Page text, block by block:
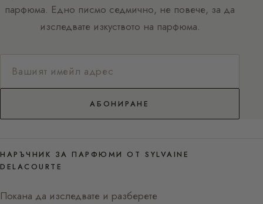
парфюма. Едно писмо седмично, не повече, за да
изследвате изкуството на парфюма.
АБОНИРАНЕ
НАРЪЧНИК ЗА ПАРФЮМИ ОТ SYLVAINE
DELACOURTE
Покана да изследвате и разберете